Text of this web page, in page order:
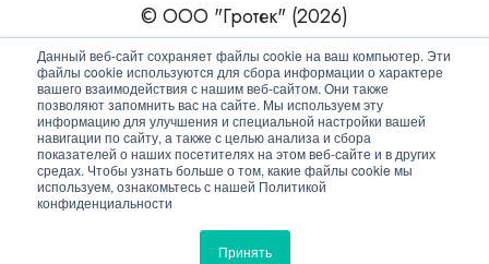
Данный веб-сайт сохраняет файлы cookie на ваш компьютер. Эти
файлы cookie используются для сбора информации о характере
вашего взаимодействия с нашим веб-сайтом. Они также
позволяют запомнить вас на сайте. Мы используем эту
информацию для улучшения и специальной настройки вашей
навигации по сайту, а также с целью анализа и сбора
показателей о наших посетителях на этом веб-сайте и в других
средах. Чтобы узнать больше о том, какие файлы cookie мы
используем, ознакомьтесь с нашей Политикой
конфиденциальности
Принять
© ООО "Гротек" (2026)
Новости|Статьи|Обзоры|Журнал|О нас
Политика конфиденциальности
Согласие на обработку персональных данных